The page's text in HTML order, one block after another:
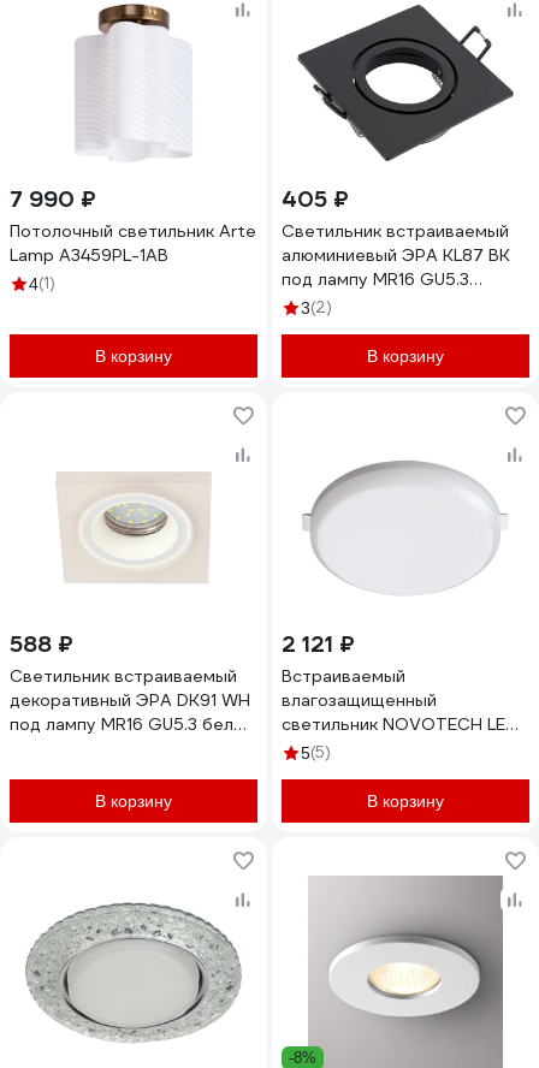
7 990 ₽
Потолочный светильник Arte
Lamp A3459PL-1AB
4(1)
В корзину
405 ₽
Светильник встраиваемый
алюминиевый ЭРА KL87 BK
под лампу MR16 GU5.3
черный Б0054353
3(2)
В корзину
588 ₽
Светильник встраиваемый
декоративный ЭРА DK91 WH
под лампу MR16 GU5.3 белый
В корзину
2 121 ₽
Встраиваемый
влагозащищенный
светильник NOVOTECH LED
13W PANDORA 358676
5(5)
В корзину
-8%